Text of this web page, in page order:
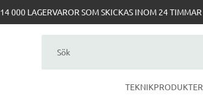
14 000 LAGERVAROR SOM SKICKAS INOM 24 TIMMAR
TEKNIKPRODUKTER